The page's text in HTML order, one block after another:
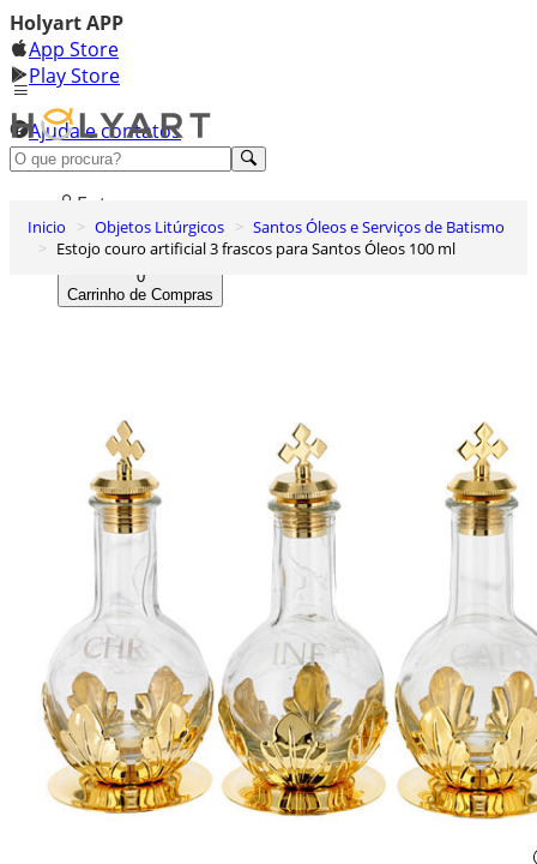
Holyart APP
App Store
Play Store
Ajuda e contatos
Conheça premium
Entrar
Lista de Desejos
0
Carrinho de Compras
Inicio Objetos Litúrgicos
Santos Óleos e Serviços de Batismo
Estojo couro artificial 3 frascos para Santos Óleos 100 ml